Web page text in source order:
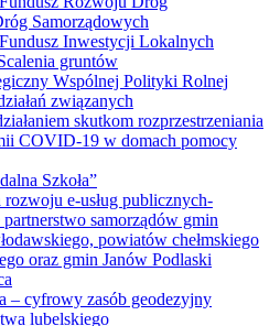
Samorządowych
Inwestycji Lokalnych
gruntów
Wspólnej Polityki Rolnej
związanych
skutkom rozprzestrzeniania
COVID-19 w domach pomocy
Szkoła”
rozwoju e-usług publicznych-
samorządów gmin
powiatów chełmskiego
oraz gmin Janów Podlaski
– cyfrowy zasób geodezyjny
lubelskiego